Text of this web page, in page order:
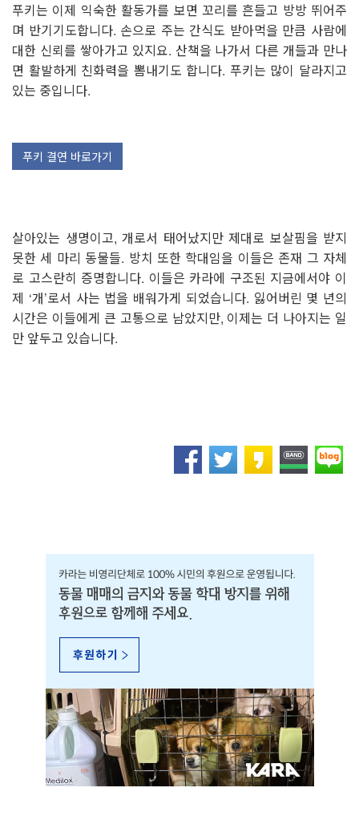
푸키는 이제 익숙한 활동가를 보면 꼬리를 흔들고 방방 뛰어주
며 반기기도합니다. 손으로 주는 간식도 받아먹을 만큼 사람에
대한 신뢰를 쌓아가고 있지요. 산책을 나가서 다른 개들과 만나
면 활발하게 친화력을 뽐내기도 합니다. 푸키는 많이 달라지고
있는 중입니다.
푸키 결연 바로가기
살아있는 생명이고, 개로서 태어났지만 제대로 보살핌을 받지
못한 세 마리 동물들. 방치 또한 학대임을 이들은 존재 그 자체
로 고스란히 증명합니다. 이들은 카라에 구조된 지금에서야 이
제 ‘개’로서 사는 법을 배워가게 되었습니다. 잃어버린 몇 년의
시간은 이들에게 큰 고통으로 남았지만, 이제는 더 나아지는 일
만 앞두고 있습니다.